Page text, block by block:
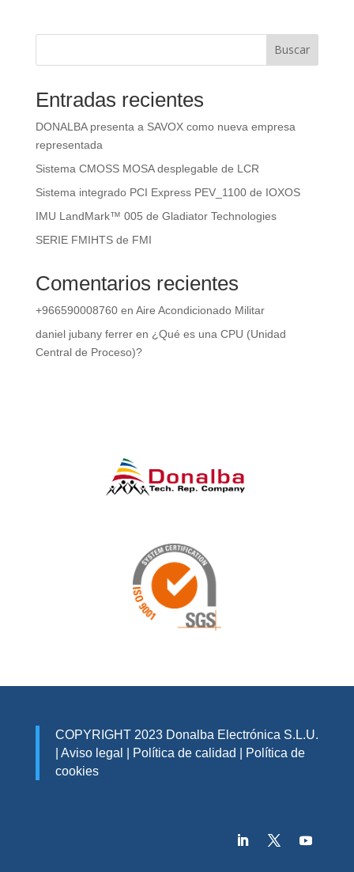
Buscar
Entradas recientes
DONALBA presenta a SAVOX como nueva empresa
representada
Sistema CMOSS MOSA desplegable de LCR
Sistema integrado PCI Express PEV_1100 de IOXOS
IMU LandMark™ 005 de Gladiator Technologies
SERIE FMIHTS de FMI
Comentarios recientes
+966590008760en Aire Acondicionado Militar
daniel jubany ferreren ¿Qué es una CPU (Unidad
Central de Proceso)?
COPYRIGHT 2023 Donalba Electrónica S.L.U.
Aviso legal Política de calidad
Política de
cookies